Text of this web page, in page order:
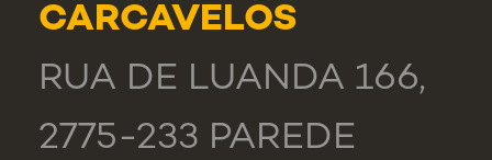
CARCAVELOS
RUA DE LUANDA 166,
2775-233 PAREDE